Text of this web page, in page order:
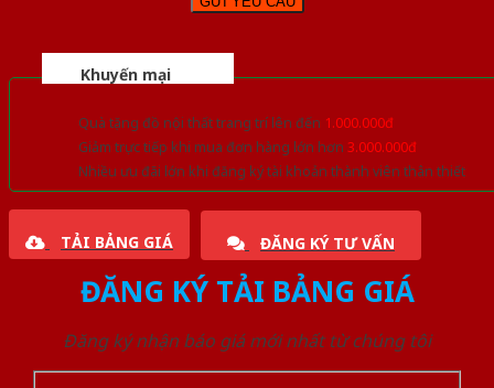
Khuyến mại
Quà tặng đồ nội thất trang trí lên đến 1.000.000đ
Giảm trực tiếp khi mua đơn hàng lớn hơn 3.000.000đ
Nhiều ưu đãi lớn khi đăng ký tài khoản thành viên thân thiết
TẢI BẢNG GIÁ ĐĂNG KÝ TƯ VẤN
ĐĂNG KÝ TẢI BẢNG GIÁ
Đăng ký nhận báo giá mới nhất từ chúng tôi